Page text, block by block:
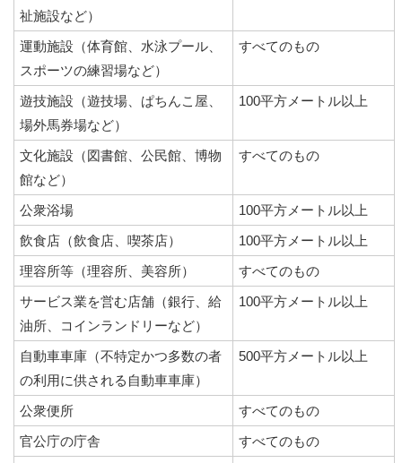
祉施設など）
運動施設（体育館、水泳プール、
スポーツの練習場など）
すべてのもの
遊技施設（遊技場、ぱちんこ屋、
場外馬券場など）
100平方メートル以上
文化施設（図書館、公民館、博物
館など）
すべてのもの
公衆浴場
100平方メートル以上
飲食店（飲食店、喫茶店）
100平方メートル以上
理容所等（理容所、美容所）
すべてのもの
サービス業を営む店舗（銀行、給
油所、コインランドリーなど）
100平方メートル以上
自動車車庫（不特定かつ多数の者
の利用に供される自動車車庫）
500平方メートル以上
公衆便所
すべてのもの
官公庁の庁舎
すべてのもの